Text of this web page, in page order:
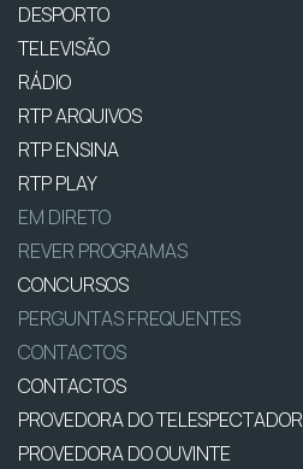
DESPORTO
TELEVISÃO
RÁDIO
RTP ARQUIVOS
RTP ENSINA
RTP PLAY
EM DIRETO
REVER PROGRAMAS
CONCURSOS
PERGUNTAS FREQUENTES
CONTACTOS
CONTACTOS
PROVEDORA DO TELESPECTADOR
PROVEDORA DO OUVINTE